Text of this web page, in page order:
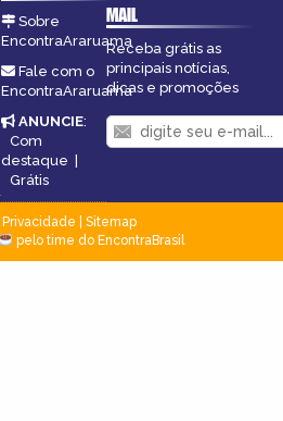
Sobre
EncontraAraruama
Fale com o
EncontraAraruama
ANUNCIE:
Com
destaque |
Grátis
MAIL
Receba grátis as
principais notícias,
dicas e promoções
Privacidade
Sitemap
pelo time do EncontraBrasil